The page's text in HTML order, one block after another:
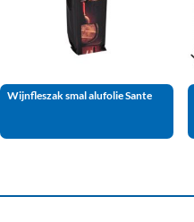
Wijnfleszak smal alufolie Sante